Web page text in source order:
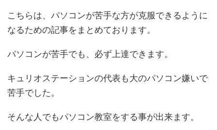
こちらは、パソコンが苦手な方が克服できるように
なるための記事をまとめております。
パソコンが苦手でも、必ず上達できます。
キュリオステーションの代表も大のパソコン嫌いで
苦手でした。
そんな人でもパソコン教室をする事が出来ます。